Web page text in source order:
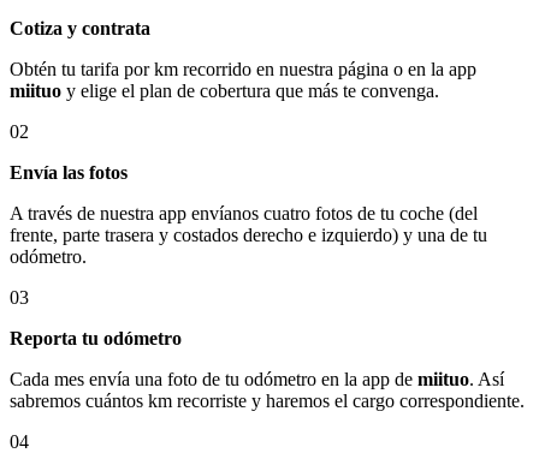
Cotiza y contrata
Obtén tu tarifa por km recorrido en nuestra página o en la app
miituo y elige el plan de cobertura que más te convenga.
02
Envía las fotos
A través de nuestra app envíanos cuatro fotos de tu coche (del
frente, parte trasera y costados derecho e izquierdo) y una de tu
odómetro.
03
Reporta tu odómetro
Cada mes envía una foto de tu odómetro en la app de miituo. Así
sabremos cuántos km recorriste y haremos el cargo correspondiente.
04